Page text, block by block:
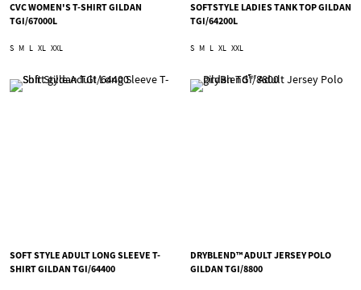
CVC WOMEN'S T-SHIRT GILDAN
TGI/67000L
S M L XL XXL
SOFTSTYLE LADIES TANK TOP GILDAN
TGI/64200L
S M L XL XXL
SOFT STYLE ADULT LONG SLEEVE T-
SHIRT GILDAN TGI/64400
DRYBLEND™ ADULT JERSEY POLO
GILDAN TGI/8800